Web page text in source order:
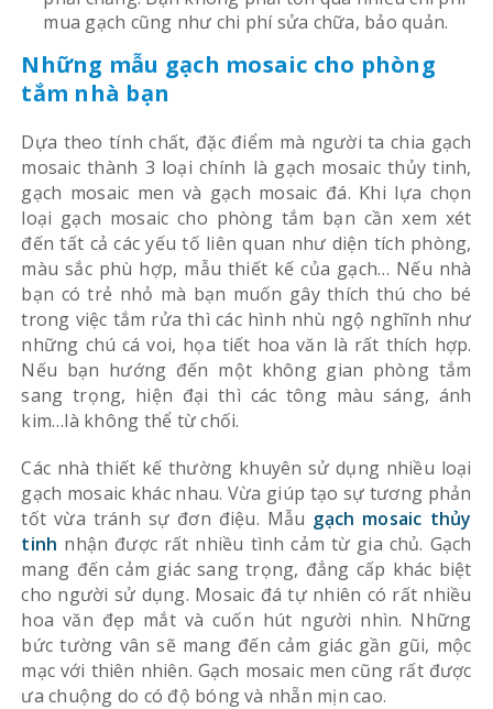
mua gạch cũng như chi phí sửa chữa, bảo quản.
Những mẫu gạch mosaic cho phòng
tắm nhà bạn
Dựa theo tính chất, đặc điểm mà người ta chia gạch
mosaic thành 3 loại chính là gạch mosaic thủy tinh,
gạch mosaic men và gạch mosaic đá. Khi lựa chọn
loại gạch mosaic cho phòng tắm bạn cần xem xét
đến tất cả các yếu tố liên quan như diện tích phòng,
màu sắc phù hợp, mẫu thiết kế của gạch… Nếu nhà
bạn có trẻ nhỏ mà bạn muốn gây thích thú cho bé
trong việc tắm rửa thì các hình nhù ngộ nghĩnh như
những chú cá voi, họa tiết hoa văn là rất thích hợp.
Nếu bạn hướng đến một không gian phòng tắm
sang trọng, hiện đại thì các tông màu sáng, ánh
kim…là không thể từ chối.
Các nhà thiết kế thường khuyên sử dụng nhiều loại
gạch mosaic khác nhau. Vừa giúp tạo sự tương phản
tốt vừa tránh sự đơn điệu. Mẫu gạch mosaic thủy
tinh nhận được rất nhiều tình cảm từ gia chủ. Gạch
mang đến cảm giác sang trọng, đẳng cấp khác biệt
cho người sử dụng. Mosaic đá tự nhiên có rất nhiều
hoa văn đẹp mắt và cuốn hút người nhìn. Những
bức tường vân sẽ mang đến cảm giác gần gũi, mộc
mạc với thiên nhiên. Gạch mosaic men cũng rất được
ưa chuộng do có độ bóng và nhẵn mịn cao.